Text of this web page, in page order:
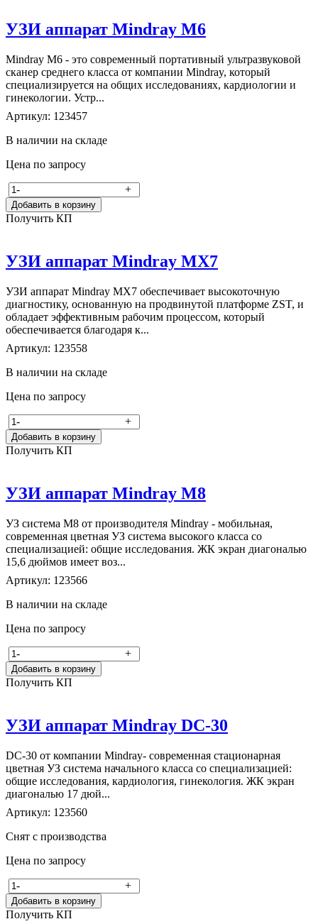
УЗИ аппарат Mindray M6
Mindray M6 - это современный портативный ультразвуковой
сканер среднего класса от компании Mindray, который
специализируется на общих исследованиях, кардиологии и
гинекологии. Устр...
Артикул: 123457
В наличии на складе
Цена по запросу
- +
Добавить в корзину
Получить КП
УЗИ аппарат Mindray MX7
УЗИ аппарат Mindray MX7 обеспечивает высокоточную
диагностику, основанную на продвинутой платформе ZST, и
обладает эффективным рабочим процессом, который
обеспечивается благодаря к...
Артикул: 123558
В наличии на складе
Цена по запросу
- +
Добавить в корзину
Получить КП
УЗИ аппарат Mindray M8
УЗ система М8 от производителя Mindray - мобильная,
современная цветная УЗ система высокого класса со
специализацией: общие исследования. ЖК экран диагональю
15,6 дюймов имеет воз...
Артикул: 123566
В наличии на складе
Цена по запросу
- +
Добавить в корзину
Получить КП
УЗИ аппарат Mindray DC-30
DC-30 от компании Mindray- современная стационарная
цветная УЗ система начального класса со специализацией:
общие исследования, кардиология, гинекология. ЖК экран
диагональю 17 дюй...
Артикул: 123560
Снят с производства
Цена по запросу
- +
Добавить в корзину
Получить КП